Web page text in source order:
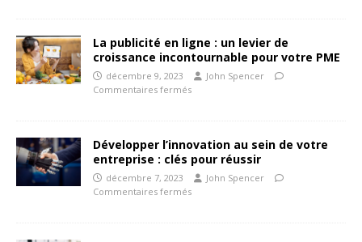
La publicité en ligne : un levier de
croissance incontournable pour votre PME
décembre 9, 2023
John Spencer
Commentaires fermés
Développer l’innovation au sein de votre
entreprise : clés pour réussir
décembre 7, 2023
John Spencer
Commentaires fermés